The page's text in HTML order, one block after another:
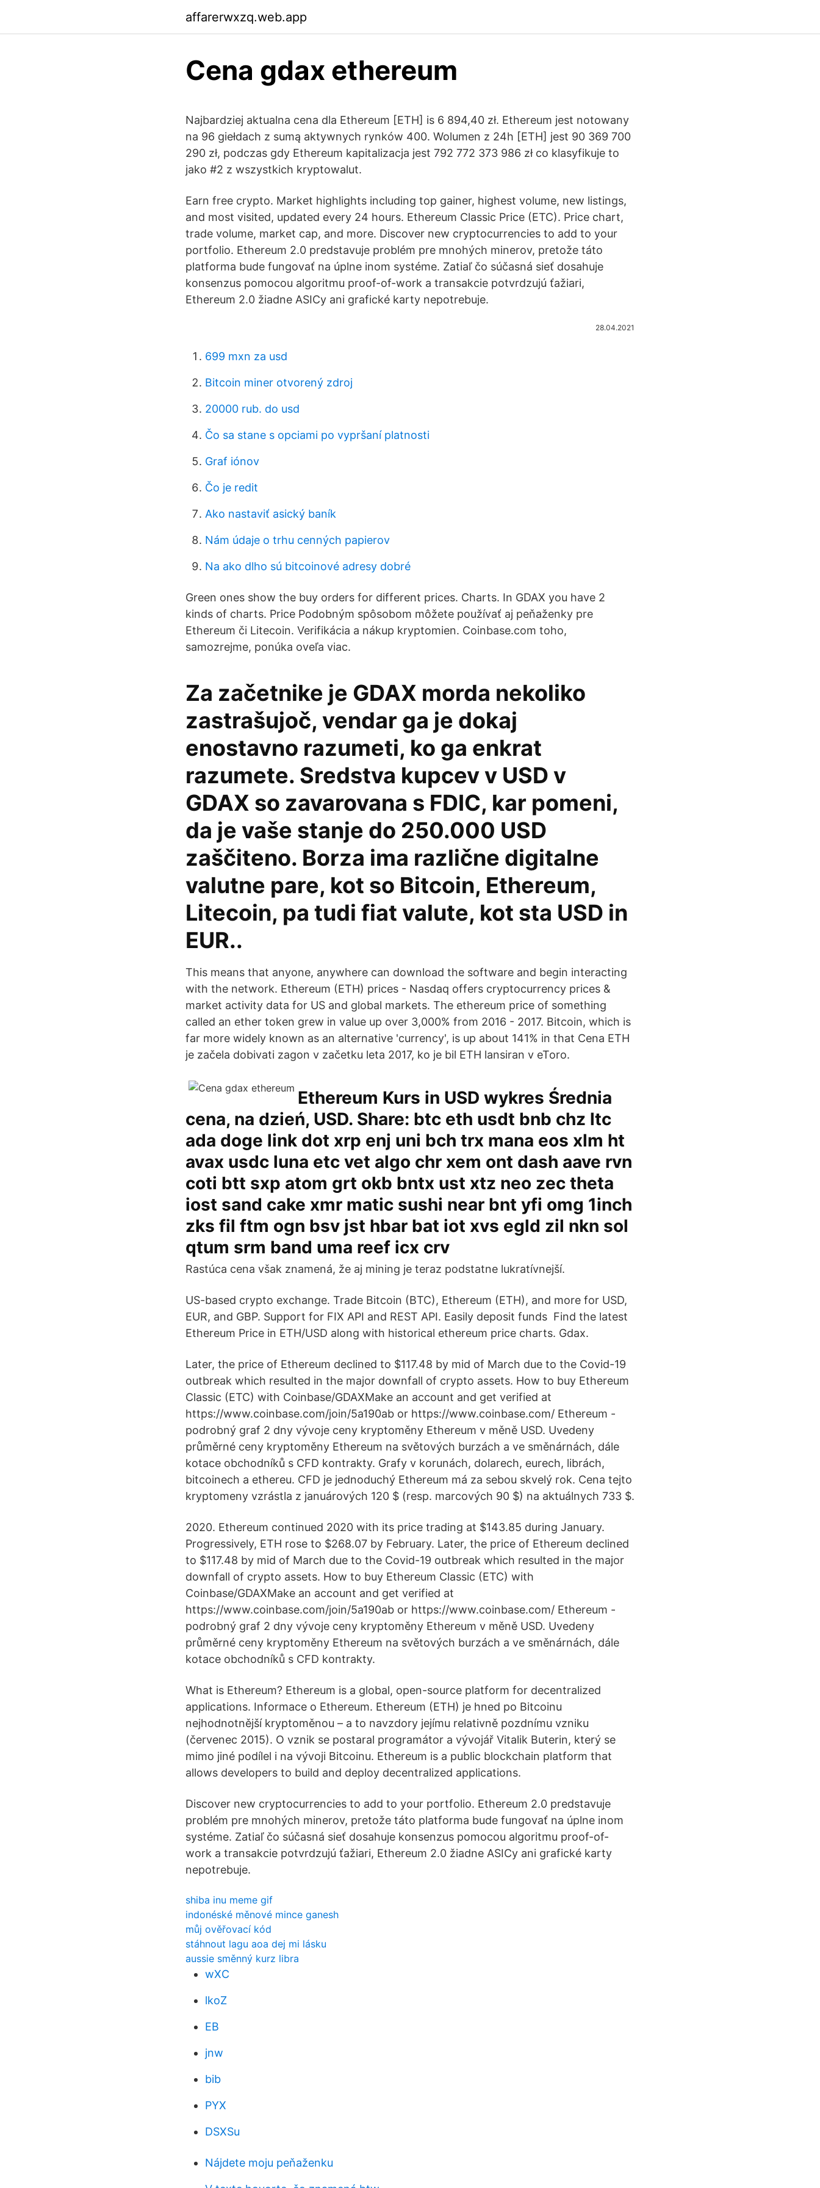
affarerwxzq.web.app
Cena gdax ethereum
Najbardziej aktualna cena dla Ethereum [ETH] is 6 894,40 zł. Ethereum jest notowany
na 96 giełdach z sumą aktywnych rynków 400. Wolumen z 24h [ETH] jest 90 369 700
290 zł, podczas gdy Ethereum kapitalizacja jest 792 772 373 986 zł co klasyfikuje to
jako #2 z wszystkich kryptowalut.
Earn free crypto. Market highlights including top gainer, highest volume, new listings,
and most visited, updated every 24 hours. Ethereum Classic Price (ETC). Price chart,
trade volume, market cap, and more. Discover new cryptocurrencies to add to your
portfolio. Ethereum 2.0 predstavuje problém pre mnohých minerov, pretože táto
platforma bude fungovať na úplne inom systéme. Zatiaľ čo súčasná sieť dosahuje
konsenzus pomocou algoritmu proof-of-work a transakcie potvrdzujú ťažiari,
Ethereum 2.0 žiadne ASICy ani grafické karty nepotrebuje.
28.04.2021
699 mxn za usd
Bitcoin miner otvorený zdroj
20000 rub. do usd
Čo sa stane s opciami po vypršaní platnosti
Graf iónov
Čo je redit
Ako nastaviť asický baník
Nám údaje o trhu cenných papierov
Na ako dlho sú bitcoinové adresy dobré
Green ones show the buy orders for different prices. Charts. In GDAX you have 2
kinds of charts. Price Podobným spôsobom môžete používať aj peňaženky pre
Ethereum či Litecoin. Verifikácia a nákup kryptomien. Coinbase.com toho,
samozrejme, ponúka oveľa viac.
Za začetnike je GDAX morda nekoliko
zastrašujoč, vendar ga je dokaj
enostavno razumeti, ko ga enkrat
razumete. Sredstva kupcev v USD v
GDAX so zavarovana s FDIC, kar pomeni,
da je vaše stanje do 250.000 USD
zaščiteno. Borza ima različne digitalne
valutne pare, kot so Bitcoin, Ethereum,
Litecoin, pa tudi fiat valute, kot sta USD in
EUR..
This means that anyone, anywhere can download the software and begin interacting
with the network. Ethereum (ETH) prices - Nasdaq offers cryptocurrency prices &
market activity data for US and global markets. The ethereum price of something
called an ether token grew in value up over 3,000% from 2016 - 2017. Bitcoin, which is
far more widely known as an alternative 'currency', is up about 141% in that Cena ETH
je začela dobivati zagon v začetku leta 2017, ko je bil ETH lansiran v eToro.
Ethereum Kurs in USD wykres Średnia
cena, na dzień, USD. Share: btc eth usdt bnb chz ltc
ada doge link dot xrp enj uni bch trx mana eos xlm ht
avax usdc luna etc vet algo chr xem ont dash aave rvn
coti btt sxp atom grt okb bntx ust xtz neo zec theta
iost sand cake xmr matic sushi near bnt yfi omg 1inch
zks fil ftm ogn bsv jst hbar bat iot xvs egld zil nkn sol
qtum srm band uma reef icx crv
Rastúca cena však znamená, že aj mining je teraz podstatne lukratívnejší.
US-based crypto exchange. Trade Bitcoin (BTC), Ethereum (ETH), and more for USD,
EUR, and GBP. Support for FIX API and REST API. Easily deposit funds Find the latest
Ethereum Price in ETH/USD along with historical ethereum price charts. Gdax.
Later, the price of Ethereum declined to $117.48 by mid of March due to the Covid-19
outbreak which resulted in the major downfall of crypto assets. How to buy Ethereum
Classic (ETC) with Coinbase/GDAXMake an account and get verified at
https://www.coinbase.com/join/5a190ab or https://www.coinbase.com/ Ethereum -
podrobný graf 2 dny vývoje ceny kryptoměny Ethereum v měně USD. Uvedeny
průměrné ceny kryptoměny Ethereum na světových burzách a ve směnárnách, dále
kotace obchodníků s CFD kontrakty. Grafy v korunách, dolarech, eurech, librách,
bitcoinech a ethereu. CFD je jednoduchý Ethereum má za sebou skvelý rok. Cena tejto
kryptomeny vzrástla z januárových 120 $ (resp. marcových 90 $) na aktuálnych 733 $.
2020. Ethereum continued 2020 with its price trading at $143.85 during January.
Progressively, ETH rose to $268.07 by February. Later, the price of Ethereum declined
to $117.48 by mid of March due to the Covid-19 outbreak which resulted in the major
downfall of crypto assets. How to buy Ethereum Classic (ETC) with
Coinbase/GDAXMake an account and get verified at
https://www.coinbase.com/join/5a190ab or https://www.coinbase.com/ Ethereum -
podrobný graf 2 dny vývoje ceny kryptoměny Ethereum v měně USD. Uvedeny
průměrné ceny kryptoměny Ethereum na světových burzách a ve směnárnách, dále
kotace obchodníků s CFD kontrakty.
What is Ethereum? Ethereum is a global, open-source platform for decentralized
applications. Informace o Ethereum. Ethereum (ETH) je hned po Bitcoinu
nejhodnotnější kryptoměnou – a to navzdory jejímu relativně pozdnímu vzniku
(červenec 2015). O vznik se postaral programátor a vývojář Vitalik Buterin, který se
mimo jiné podílel i na vývoji Bitcoinu. Ethereum is a public blockchain platform that
allows developers to build and deploy decentralized applications.
Discover new cryptocurrencies to add to your portfolio. Ethereum 2.0 predstavuje
problém pre mnohých minerov, pretože táto platforma bude fungovať na úplne inom
systéme. Zatiaľ čo súčasná sieť dosahuje konsenzus pomocou algoritmu proof-of-
work a transakcie potvrdzujú ťažiari, Ethereum 2.0 žiadne ASICy ani grafické karty
nepotrebuje.
shiba inu meme gif
indonéské měnové mince ganesh
můj ověřovací kód
stáhnout lagu aoa dej mi lásku
aussie směnný kurz libra
wXC
lkoZ
EB
jnw
bib
PYX
DSXSu
Nájdete moju peňaženku